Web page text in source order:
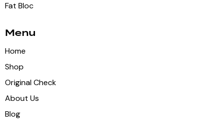
Fat Bloc
Menu
Home
Shop
Original Check
About Us
Blog